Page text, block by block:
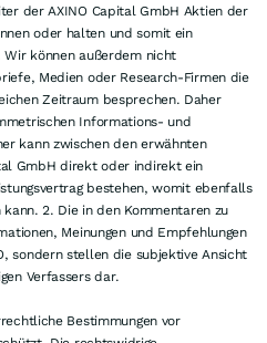
der AXINO Capital GmbH Aktien der
oder halten und somit ein
können außerdem nicht
Medien oder Research-Firmen die
Zeitraum besprechen. Daher
Informations- und
kann zwischen den erwähnten
GmbH direkt oder indirekt ein
bestehen, womit ebenfalls
2. Die in den Kommentaren zu
Meinungen und Empfehlungen
sondern stellen die subjektive Ansicht
Verfassers dar.
Bestimmungen vor